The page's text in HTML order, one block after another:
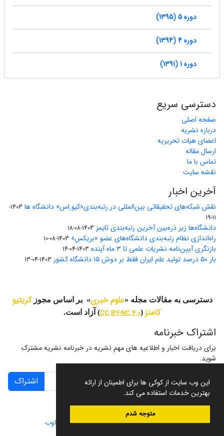
این وب سایت از کوکی ها برای اطمینان از ارائه
بهترین خدمات استفاده می کند.
متوجه شدم
دوره 5 (1395)
دوره 4 (1394)
دوره 1 (1391)
دسترسی سریع
صفحه اصلی
درباره نشریه
اعضای هیات تحریریه
ارسال مقاله
تماس با ما
نقشه سایت
آخرین اخبار
نقش شبکه‌های تحقیقاتی بین‌المللی در رتبه‌بندی«کیو.اِس» دانشگاه ها
1403-
11-19
دانشگاه‌ها زیر ذره‌بین آخرین رتبه‌بندی تایمز 1403-08-18
راه‌اندازی نظام رتبه‌بندی دانشگاه‌‌های عضو «بریکس» 1403-08-10
بازنگری آیین‌نامه نشریات علمی تا ۳ ماه آینده 1403-04-14
بار ۵۰ درصد تولید علم ایران فقط بر دوش ۱۵ دانشگاه کشور 1403-04-13
دسترسی به مقالات مجله «علوم خبری» بر اساس مجوزکریتیو
کامنز (
CC BY-NC 4.0) آزاد است.
اشتراک خبرنامه
برای دریافت اخبار و اطلاعیه های مهم نشریه در خبرنامه نشریه مشترک
شوید.
اشتراک
سامانه مدیریت نشریات علمی.طراحی و پیاده سازی از سیناوب